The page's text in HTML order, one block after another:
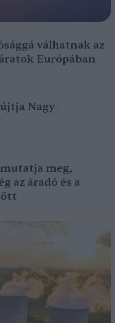
válhatnak az
Európában
Nagy-
meg,
az áradó és a